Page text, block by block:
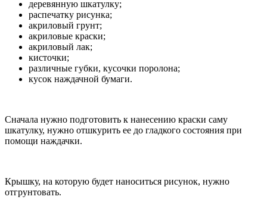
деревянную шкатулку;
распечатку рисунка;
акриловый грунт;
акриловые краски;
акриловый лак;
кисточки;
различные губки, кусочки поролона;
кусок наждачной бумаги.
Сначала нужно подготовить к нанесению краски саму
шкатулку, нужно отшкурить ее до гладкого состояния при
помощи наждачки.
Крышку, на которую будет наноситься рисунок, нужно
отгрунтовать.